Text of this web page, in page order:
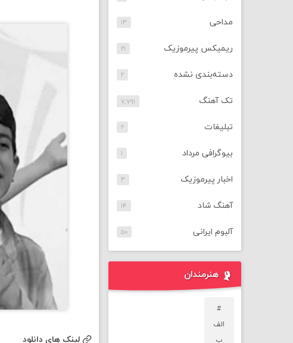
لینک های دانلود
مداحی ۱۳
ریمیکس پیرموزیک ۲۱
دسته‌بندی نشده ۲
تک آهنگ ۷,۷۹۱
تبلیغات ۲
بیوگرافی مرداد ۱
اخبار پیرموزیک ۳
آهنگ شاد ۱۴
آلبوم ایرانی ۵۰
هنرمندان
#
الف
ب